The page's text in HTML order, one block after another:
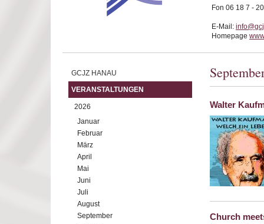
Fon 06 18 7 -
E-Mail:
Homepage
GCJZ HANAU
VERANSTALTUNGEN
2026
Januar
Februar
März
April
Mai
Juni
Juli
August
September
Walter
Church